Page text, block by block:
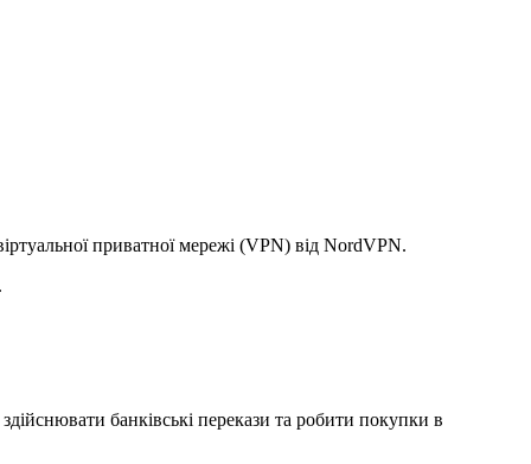
приватної мережі (VPN) від NordVPN.
банківські перекази та робити покупки в